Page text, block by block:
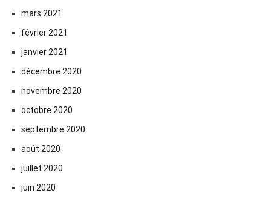
mars 2021
février 2021
janvier 2021
décembre 2020
novembre 2020
octobre 2020
septembre 2020
août 2020
juillet 2020
juin 2020